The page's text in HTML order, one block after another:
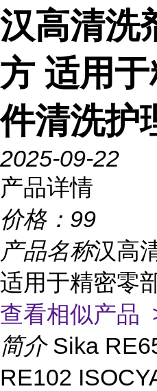
汉高清洗
方 适用
件清洗护
2025-09-22
产品详情
价格： 99
产品名称汉高
适用于精密零
查看相似产品
简介 Sika
RE102